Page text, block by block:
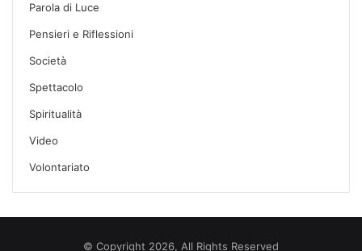
Parola di Luce
Pensieri e Riflessioni
Società
Spettacolo
Spiritualità
Video
Volontariato
© Copyright 2026, All Rights Reserved